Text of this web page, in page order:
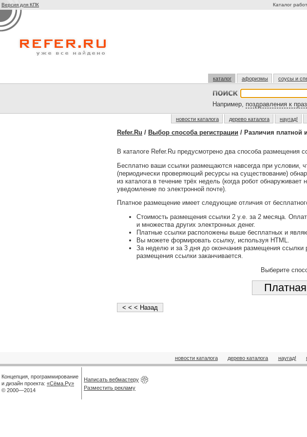
Версия для КПК Каталог
каталог афоризмы соусы и
Например, поздравления к
новости каталога дерево каталога наугад!
Refer.Ru / Выбор способа регистрации / Различия платной
В каталоге Refer.Ru предусмотрено два способа размещения
Бесплатно ваши ссылки размещаются навсегда при условии,
(периодически проверяющий ресурсы на существование)
из каталога в течение трёх недель (когда робот
уведомление по электронной почте).
Платное размещение имеет следующие отличия от
Стоимость размещения ссылки 2 у.е. за 2 месяца.
и множества других электронных денег.
Платные ссылки расположены выше бесплатных и
Вы можете формировать ссылку, используя HTML.
За неделю и за 3 дня до окончания размещения ссылки
размещения ссылки заканчивается.
Выберите
новости каталога дерево каталога наугад!
Концепция, программирование
и дизайн проекта: «Сёма.Ру»
© 2000—2014
Написать вебмастеру
Разместить рекламу